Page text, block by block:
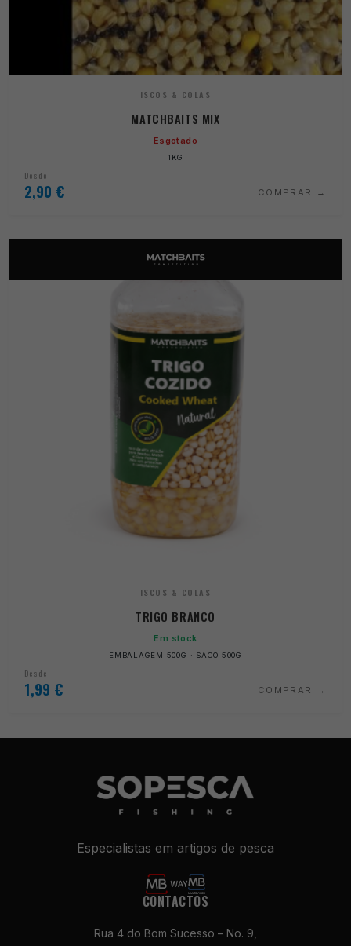
ISCOS & COLAS
MATCHBAITS MIX
Esgotado
1KG
Desde
2,90 € COMPRAR
ISCOS & COLAS
TRIGO BRANCO
Em stock
EMBALAGEM 500G · SACO 500G
Desde
1,99 € COMPRAR
Especialistas em artigos de pesca
CONTACTOS
Rua 4 do Bom Sucesso – No. 9,
Estes cookies
não são
necessários
para o